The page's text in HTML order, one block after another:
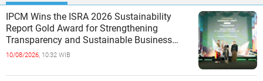
IPCM Wins the ISRA 2026 Sustainability
Report Gold Award for Strengthening
Transparency and Sustainable Business
Practices
10/08/2026, 10:32 WIB